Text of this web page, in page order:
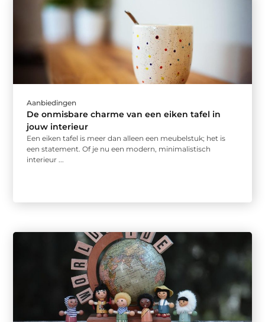
Aanbiedingen
De onmisbare charme van een eiken tafel in
jouw interieur
Een eiken tafel is meer dan alleen een meubelstuk; het is
een statement. Of je nu een modern, minimalistisch
interieur ...